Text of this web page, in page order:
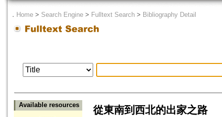
． Home > Search Engine > Fulltext Search > Bibliography Detail
Available resources 從東南到西北的出家之路